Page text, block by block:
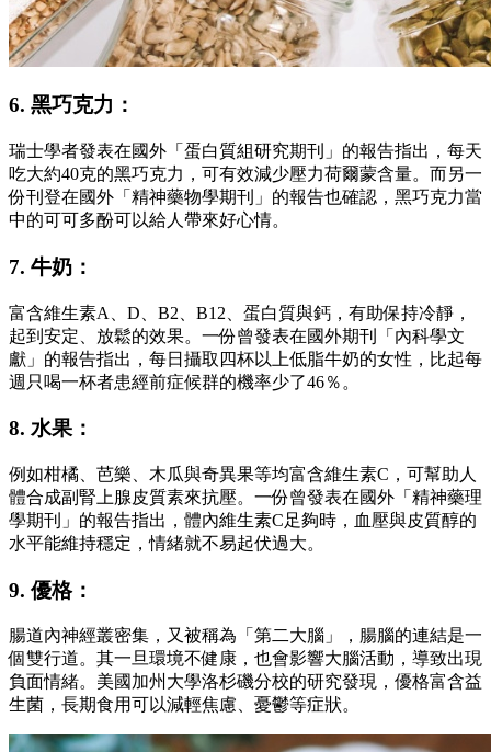
6. 黑巧克力：
瑞士學者發表在國外「蛋白質組研究期刊」的報告指出，每天
吃大約40克的黑巧克力，可有效減少壓力荷爾蒙含量。而另一
份刊登在國外「精神藥物學期刊」的報告也確認，黑巧克力當
中的可可多酚可以給人帶來好心情。
7. 牛奶：
富含維生素A、D、B2、B12、蛋白質與鈣，有助保持冷靜，
起到安定、放鬆的效果。一份曾發表在國外期刊「內科學文
獻」的報告指出，每日攝取四杯以上低脂牛奶的女性，比起每
週只喝一杯者患經前症候群的機率少了46％。
8. 水果：
例如柑橘、芭樂、木瓜與奇異果等均富含維生素C，可幫助人
體合成副腎上腺皮質素來抗壓。一份曾發表在國外「精神藥理
學期刊」的報告指出，體內維生素C足夠時，血壓與皮質醇的
水平能維持穩定，情緒就不易起伏過大。
9. 優格：
腸道內神經叢密集，又被稱為「第二大腦」，腸腦的連結是一
個雙行道。其一旦環境不健康，也會影響大腦活動，導致出現
負面情緒。美國加州大學洛杉磯分校的研究發現，優格富含益
生菌，長期食用可以減輕焦慮、憂鬱等症狀。